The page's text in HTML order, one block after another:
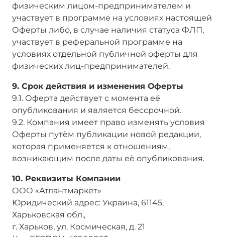
физическим лицом-предпринимателем и
участвует в программе на условиях настоящей
Оферты либо, в случае наличия статуса ФЛП,
участвует в реферальной программе на
условиях отдельной публичной оферты для
физических лиц-предпринимателей.
9. Срок действия и изменения Оферты
9.1. Оферта действует с момента её
опубликования и является бессрочной.
9.2. Компания имеет право изменять условия
Оферты путём публикации новой редакции,
которая применяется к отношениям,
возникающим после даты её опубликования.
10. Реквизиты Компании
ООО «Атлантмаркет»
Юридический адрес: Украина, 61145,
Харьковская обл.,
г. Харьков, ул. Космическая, д. 21